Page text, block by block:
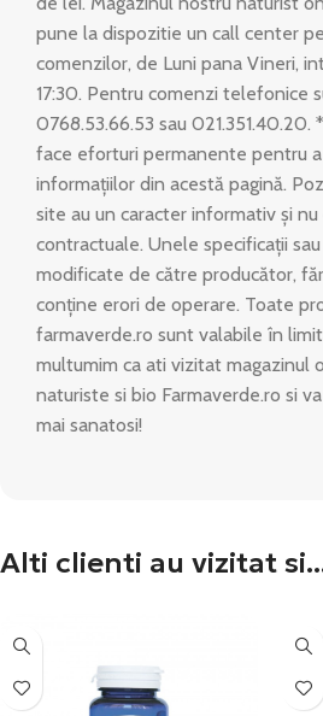
pune la dispozitie un call center
comenzilor, de Luni pana Vineri,
17:30. Pentru comenzi telefonice
0768.53.66.53 sau 021.351.40.20.
face eforturi permanente pentru
informațiilor din acestă pagină.
site au un caracter informativ și
contractuale. Unele specificații
modificate de către producător,
conține erori de operare. Toate
farmaverde.ro sunt valabile în
multumim ca ati vizitat magazinul
naturiste si bio Farmaverde.ro si
mai sanatosi!
Alti clienti au vizitat